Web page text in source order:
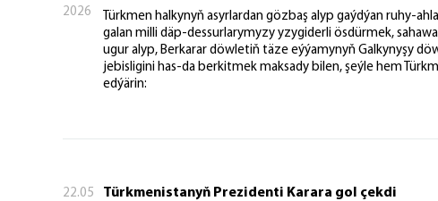
2026
Türkmen halkynyň asyrlardan gözbaş alyp gaýdýan ruhy-
galan milli däp-dessurlarymyzy yzygiderli ösdürmek,
ugur alyp, Berkarar döwletiň täze eýýamynyň Galkynyşy
jebisligini has-da berkitmek maksady bilen, şeýle hem
edýärin:
22.05
Türkmenistanyň Prezidenti Karara gol çekdi